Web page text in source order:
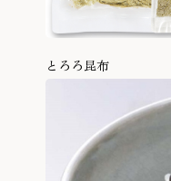
とろろ昆布